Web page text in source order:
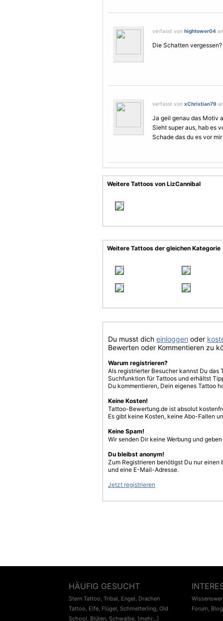
verfasst von hightower04
Die Schatten vergessen?
verfasst von xChristian79
Ja geil genau das Motiv
Sieht super aus, hab es
Schade das du es vor
Weitere Tattoos von LizCannibal
Weitere Tattoos der gleichen Kategorie
Du musst dich einloggen oder
Bewerten oder Kommentieren zu
Warum registrieren?
Als registrierter Besucher kannst Du
Suchfunktion für Tattoos und erhältst
Du kommentieren, Dein eigenes Tattoo
Keine Kosten!
Tattoo-Bewertung.de ist absolut
Es gibt keine Kosten, keine Abo-Fallen
Keine Spam!
Wir senden Dir keine Werbung und
Du bleibst anonym!
Zum Registrieren benötigst Du nur einen
und eine E-Mail-Adresse.
Jetzt registrieren
HÄUFIG GESUCHT
Stern Tattoo, Tribal, Engel, Drachen
Tattoo, Elfe, Flügel, Schmetterling, Old
School, Blüten, Schwalbe, [mehr...]
Forum, Blog